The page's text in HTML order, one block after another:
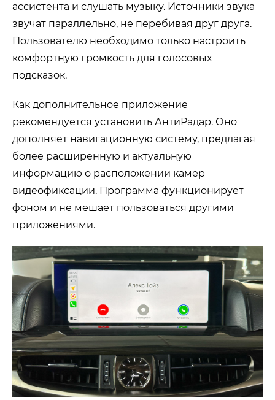
ассистента и слушать музыку. Источники звука
звучат параллельно, не перебивая друг друга.
Пользователю необходимо только настроить
комфортную громкость для голосовых
подсказок.
Как дополнительное приложение
рекомендуется установить АнтиРадар. Оно
дополняет навигационную систему, предлагая
более расширенную и актуальную
информацию о расположении камер
видеофиксации. Программа функционирует
фоном и не мешает пользоваться другими
приложениями.